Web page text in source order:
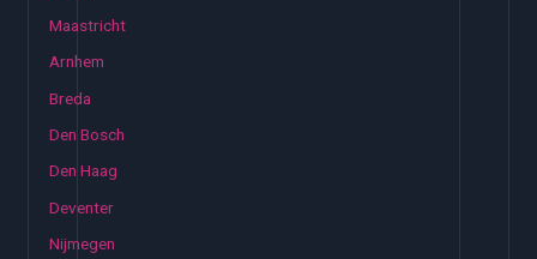
Maastricht
Arnhem
Breda
Den Bosch
Den Haag
Deventer
Nijmegen